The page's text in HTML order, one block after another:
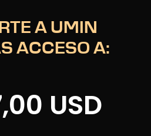
A UMIN
ACCESO A:
USD